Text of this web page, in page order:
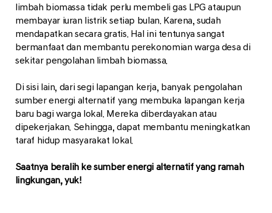
limbah biomassa tidak perlu membeli gas LPG ataupun
membayar iuran listrik setiap bulan. Karena, sudah
mendapatkan secara gratis. Hal ini tentunya sangat
bermanfaat dan membantu perekonomian warga desa di
sekitar pengolahan limbah biomassa.
Di sisi lain, dari segi lapangan kerja, banyak pengolahan
sumber energi alternatif yang membuka lapangan kerja
baru bagi warga lokal. Mereka diberdayakan atau
dipekerjakan. Sehingga, dapat membantu meningkatkan
taraf hidup masyarakat lokal.
Saatnya beralih ke sumber energi alternatif yang ramah
lingkungan, yuk!